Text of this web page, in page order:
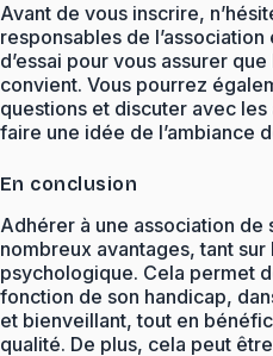
Avant de vous inscrire,
responsables de
d’essai pour vous assurer
convient. Vous pourrez
questions et discuter avec
faire une idée de l’ambiance
En conclusion
Adhérer à une association
nombreux avantages, tant
psychologique. Cela permet
fonction de son handicap,
et bienveillant, tout en
qualité. De plus, cela peut